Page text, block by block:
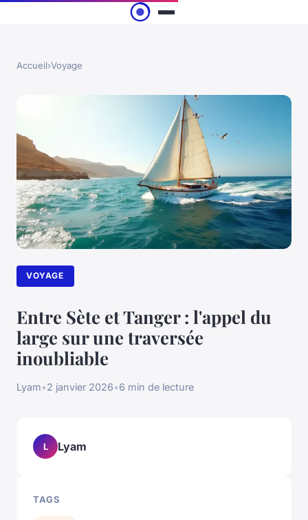
Accueil›Voyage
VOYAGE
Entre Sète et Tanger : l'appel du
large sur une traversée
inoubliable
Lyam•2 janvier 2026•6 min de lecture
L Lyam
TAGS